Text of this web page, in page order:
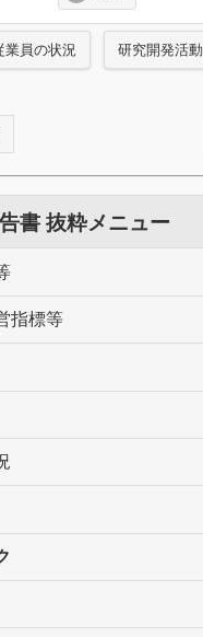
業員の状況 研究開発活動
書 抜粋メニュー
指標等